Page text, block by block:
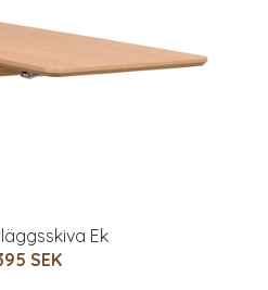
Ek
SEK